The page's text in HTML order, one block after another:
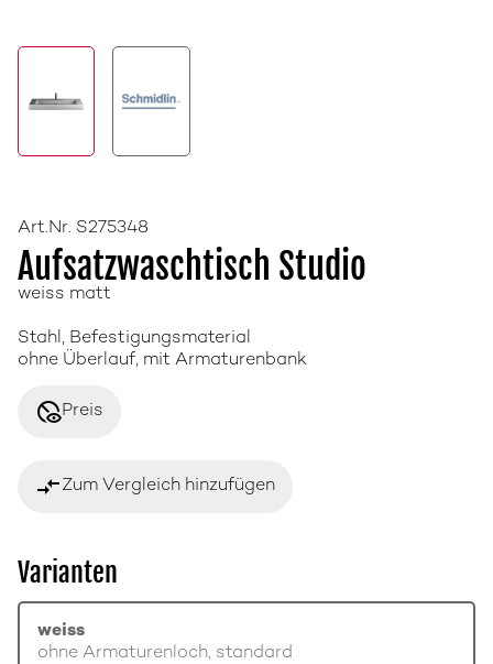
Art.Nr. S275348
Aufsatzwaschtisch Studio
weiss matt
Stahl, Befestigungsmaterial
ohne Überlauf, mit Armaturenbank
disabled_visiblePreis
compare_arrowsZum Vergleich hinzufügen
Varianten
weiss
ohne Armaturenloch, standard